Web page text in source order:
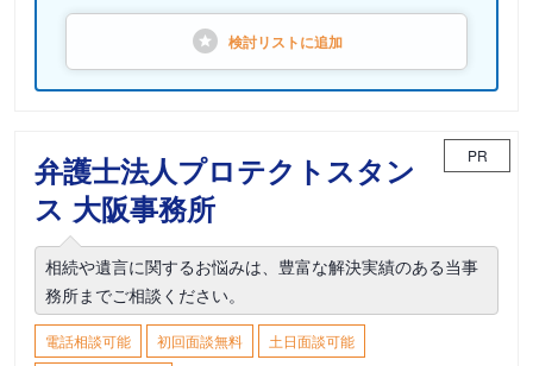
検討リストに追加
弁護士法人プロテクトスタン
ス 大阪事務所
PR
相続や遺言に関するお悩みは、豊富な解決実績のある当事
務所までご相談ください。
電話相談可能 初回面談無料
土日面談可能